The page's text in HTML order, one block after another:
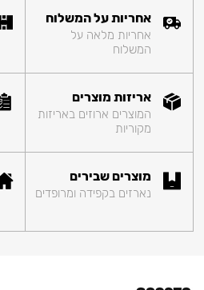
אחריות על המשלוח
אחריות מלאה על
המשלוח
אריזות מוצרים
המוצרים ארוזים באריזות
מקוריות
מוצרים שבירים
נארזים בקפידה ומרופדים